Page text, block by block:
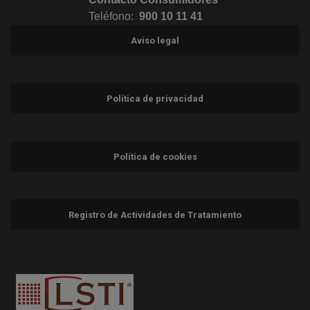
Teléfono: 900 10 11 41
Aviso legal
Política de privacidad
Política de cookies
Registro de Actividades de Tratamiento